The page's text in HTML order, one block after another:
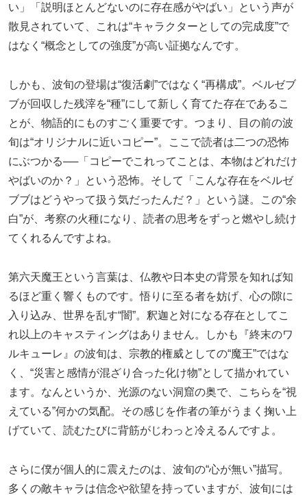
い」「説明ほとんどないのに存在感がやばい」という声が
散見されていて、これは“キャラクターとしての完成度”で
はなく“概念としての強度”が高い証拠なんです。
しかも、波旬の登場は“復活劇”ではなく“再構成”。ベルゼブ
ブが回収した残滓を“種”にして新しく育てた存在であるこ
とが、物語的にものすごく重要です。つまり、目の前の波
旬は“オリジナルに近いコピー”。ここで読者は二つの恐怖
にぶつかる──「コピーでこれってことは、本物はどれだけ
やばいのか？」という恐怖。そして「こんな存在をベルゼ
ブブはどうやって扱う気だったんだ？」という謎。この“余
白”が、考察の火種になり、読者の思考をずっと燃やし続け
てくれるんですよね。
第六天魔王という言葉は、仏教や日本史の背景を知れば知
るほど重く響くものです。悟りに至る者を妨げ、心の隙に
入り込み、世界を乱す“闇”。釈迦と対になる存在としてこ
れ以上のキャスティングはありません。しかも『終末のワ
ルキューレ』の波旬は、宗教的権威としての“魔王”ではな
く、“災害と感情が混ざり合った化け物”として描かれてい
ます。なんというか、光源のない洞窟の奥で、こちらを“視
えている”何かの気配。その感じを作者の筆がうまく掬い上
げていて、読むたびに背筋がじわっと冷えるんですよ。
さらに僕が個人的に震えたのは、波旬の“心が無い”描写。
多くの敵キャラは信念や欲望を持っていますが、波旬には